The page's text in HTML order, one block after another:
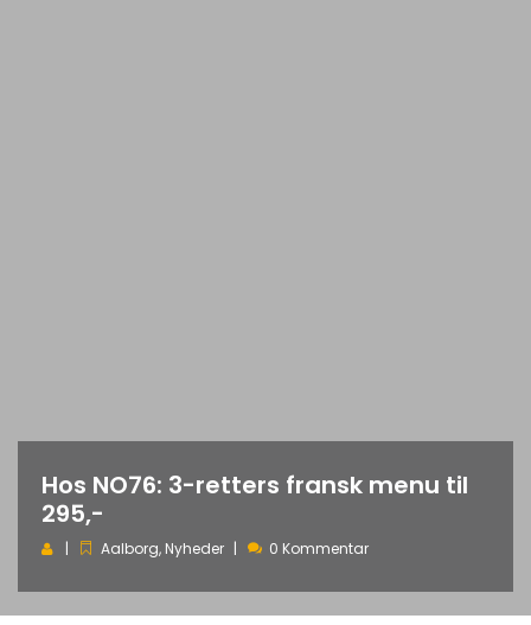
Hos NO76: 3-retters fransk menu til
295,-
Aalborg, Nyheder 0 Kommentar